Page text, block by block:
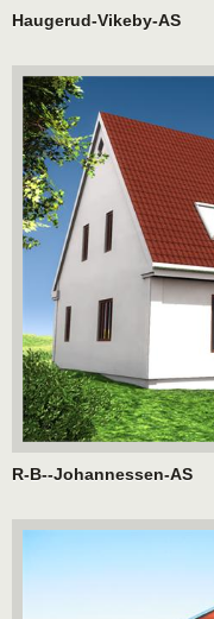
Haugerud-Vikeby-AS
R-B--Johannessen-AS